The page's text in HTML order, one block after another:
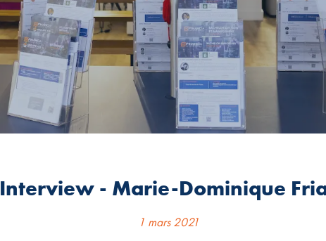
Interview - Marie-Dominique
1 mars 2021